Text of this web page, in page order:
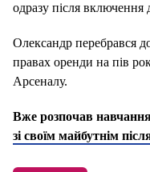
одразу після включення
Олександр перебрався
правах оренди на пів
Арсеналу.
Вже розпочав
зі своїм майбутнім